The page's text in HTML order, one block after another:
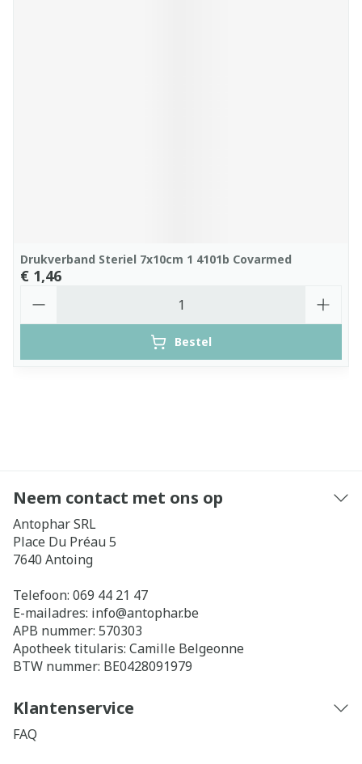
Drukverband Steriel 7x10cm 1 4101b Covarmed
€ 1,46
Bestel
Neem contact met ons op
Antophar SRL
Place Du Préau 5
7640 Antoing
Telefoon: 069 44 21 47
E-mailadres: info@antophar.be
APB nummer: 570303
Apotheek titularis: Camille Belgeonne
BTW nummer: BE0428091979
Klantenservice
FAQ